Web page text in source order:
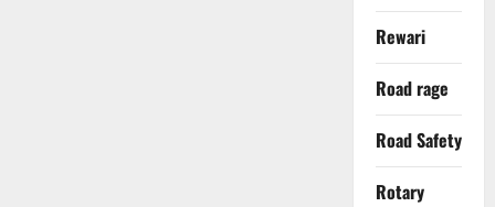
Rewari
Road rage
Road Safety
Rotary